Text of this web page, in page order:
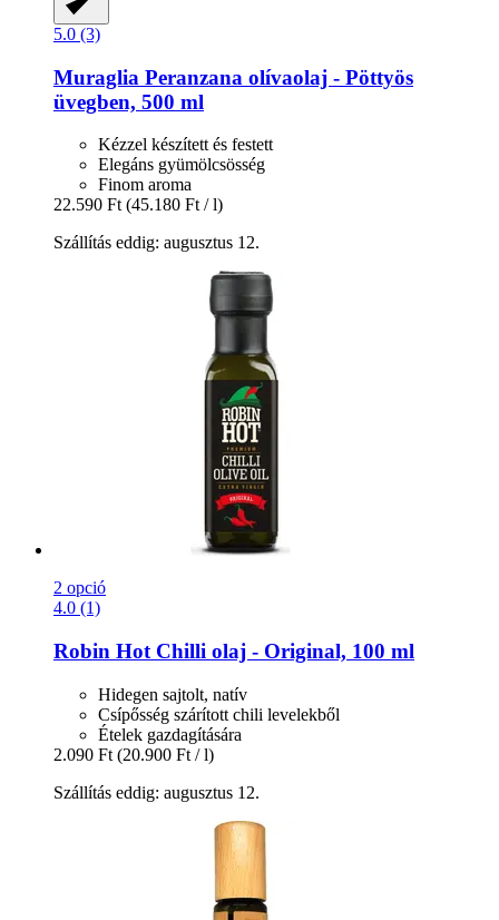
5.0 (3)
Muraglia Peranzana olívaolaj -​ Pöttyös
üvegben, 500 ml
Kézzel készített és festett
Elegáns gyümölcsösség
Finom aroma
22.590 Ft (45.180 Ft / l)
Szállítás eddig: augusztus 12.
2 opció
4.0 (1)
Robin Hot Chilli olaj -​ Original, 100 ml
Hidegen sajtolt, natív
Csípősség szárított chili levelekből
Ételek gazdagítására
2.090 Ft (20.900 Ft / l)
Szállítás eddig: augusztus 12.